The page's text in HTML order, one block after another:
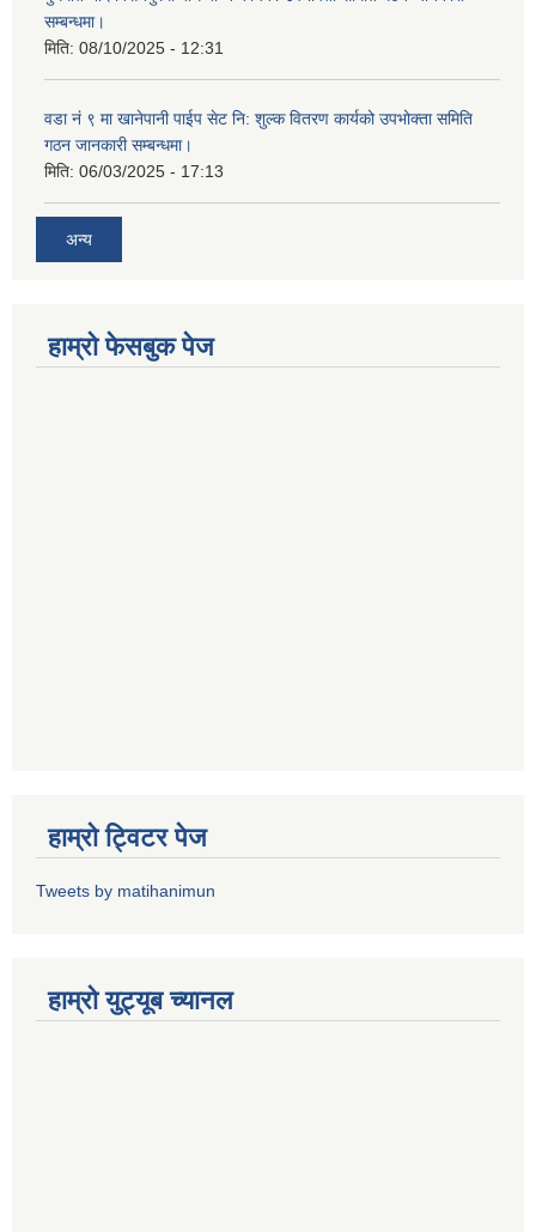
सम्बन्धमा।
मिति: 08/10/2025 - 12:31
वडा नं ९ मा खानेपानी पाईप सेट नि: शुल्क वितरण कार्यको उपभोक्ता समिति
गठन जानकारी सम्बन्धमा।
मिति: 06/03/2025 - 17:13
अन्य
हाम्राे फेसबुक पेज
हाम्राे ट्विटर पेज
Tweets by matihanimun
हाम्रो युट्यूब च्यानल